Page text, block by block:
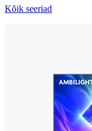
Kõik seeriad